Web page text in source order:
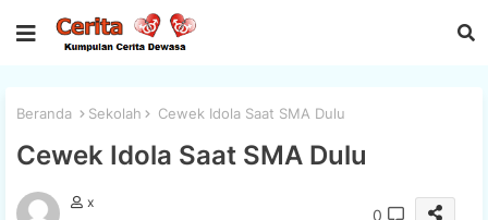
Beranda Sekolah Cewek Idola Saat SMA Dulu
Cewek Idola Saat SMA Dulu
x
0